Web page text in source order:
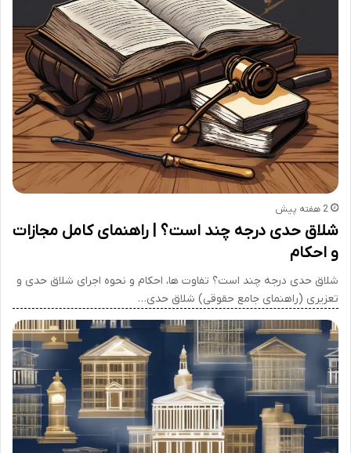
2 هفته پیش
شلاق حدی درجه چند است؟ | راهنمای کامل مجازات
و احکام
شلاق حدی درجه چند است؟ تفاوت ها، احکام و نحوه اجرای شلاق حدی و
تعزیری (راهنمای جامع حقوقی) شلاق حدی…